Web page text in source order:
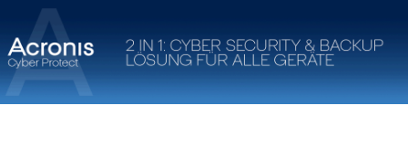
Inhalt
springen